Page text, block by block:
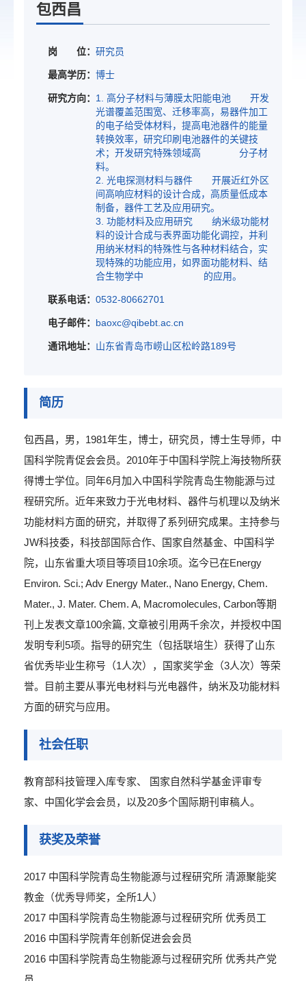
包西昌
岗 位： 研究员
最高学历： 博士
研究方向： 1. 高分子材料与薄膜太阳能电池 开发
光谱覆盖范围宽、迁移率高，易器件加工
的电子给受体材料，提高电池器件的能量
转换效率，研究印刷电池器件的关键技
术；开发研究特殊领域高 分子材
料。
2. 光电探测材料与器件 开展近红外区
间高响应材料的设计合成，高质量低成本
制备，器件工艺及应用研究。
3. 功能材料及应用研究 纳米级功能材
料的设计合成与表界面功能化调控，并利
用纳米材料的特殊性与各种材料结合，实
现特殊的功能应用，如界面功能材料、结
合生物学中 的应用。
联系电话： 0532-80662701
电子邮件： baoxc@qibebt.ac.cn
通讯地址： 山东省青岛市崂山区松岭路189号
简历
包西昌，男，1981年生，博士，研究员，博士生导师， 中
国科学院青促会会员。2010年于中国科学院 上海技物所获
得博士学位。同年6月加入中国科学院青岛生物能源与过
程研究所。近年来致力于光电材料、器件与机理以及纳米
功能材料方面的研究，并取得了系列研究成果。主持参与
JW科技委，科技部国际合作、国家自然基金、 中国科学
院，山东省重大项目等项目10余项。迄今已在Energy
Environ. Sci.; Adv Energy Mater., Nano Energy, Chem.
Mater., J. Mater. Chem. A, Macromolecules, Carbon等期
刊上发表文章100余篇, 文章被引用两千余次，并授权中国
发明专利5项。指导的研究生（包括联培生）获得了山东
省优秀毕业生称号（1人次），国家奖学金（3人次）等荣
誉。目前主要从事光电材料与光电器件，纳米及功能材料
方面的研究与应用。
社会任职
教育部科技管理入库专家、 国家自然科学基金评审专
家、中国化学会会员，以及20多个国际期刊审稿人。
获奖及荣誉
2017 中国科学院青岛生物能源与过程研究所 清源聚能奖
教金（优秀导师奖，全所1人）
2017 中国科学院青岛生物能源与过程研究所 优秀员工
2016 中国科学院青年创新促进会会员
2016 中国科学院青岛生物能源与过程研究所 优秀共产党